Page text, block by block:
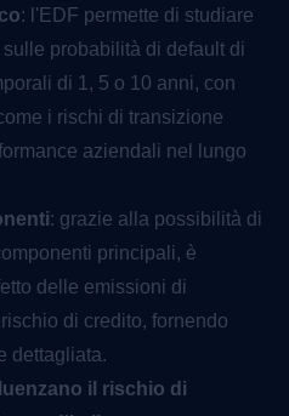
: l'EDF permette di studiare
probabilità di default di
di 1, 5 o 10 anni, con
i rischi di transizione
aziendali nel lungo
: grazie alla possibilità di
principali, è
delle emissioni di
di credito, fornendo
dettagliata.
il rischio di